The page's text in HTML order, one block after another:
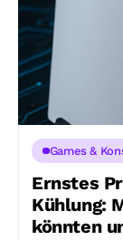
Games &
Ernstes
Kühlung:
könnten